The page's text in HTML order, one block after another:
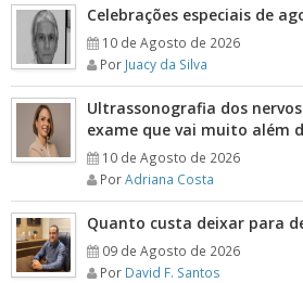
Celebrações especiais de
10 de Agosto de 2026
Por Juacy da Silva
Ultrassonografia dos
exame que vai muito além
10 de Agosto de 2026
PorAdriana Costa
Quanto custa deixar para
09 de Agosto de 2026
Por David F. Santos